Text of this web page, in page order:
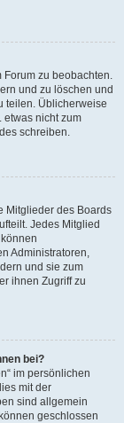
Forum zu beobachten.
und zu löschen und
teilen. Üblicherweise
etwas nicht zum
schreiben.
Mitglieder des Boards
Jedes Mitglied
Administratoren,
und sie zum
ihnen Zugriff zu
bei?
im persönlichen
mit der
sind allgemein
geschlossen